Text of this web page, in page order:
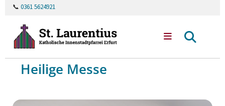
📞 0361 5624921
Heilige Messe